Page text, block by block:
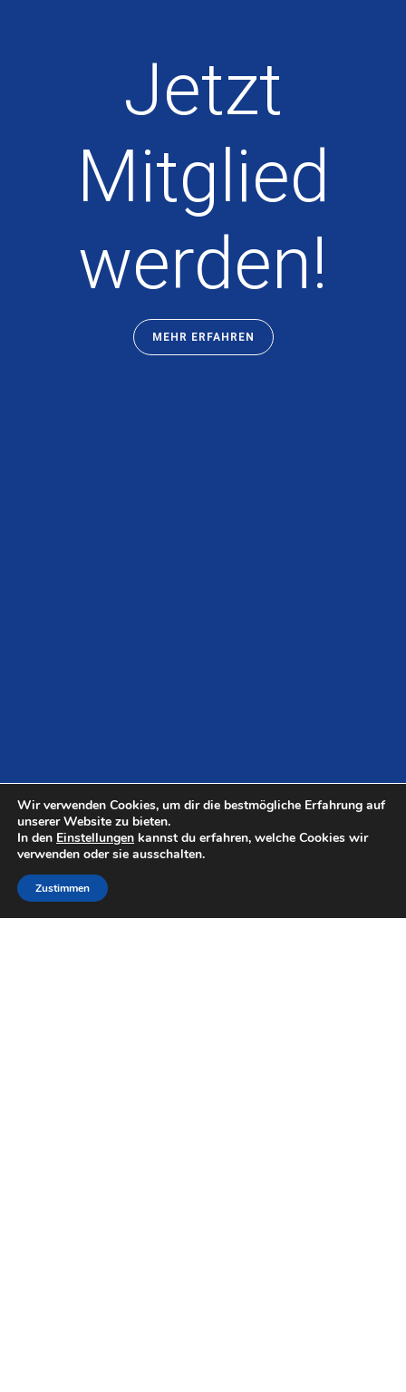
Jetzt
Mitglied
werden!
MEHR ERFAHREN
Herausgeber
Wir verwenden Cookies, um dir die bestmögliche Erfahrung auf
unserer Website zu bieten.
In den Einstellungen kannst du erfahren, welche Cookies wir
verwenden oder sie ausschalten.
Zustimmen